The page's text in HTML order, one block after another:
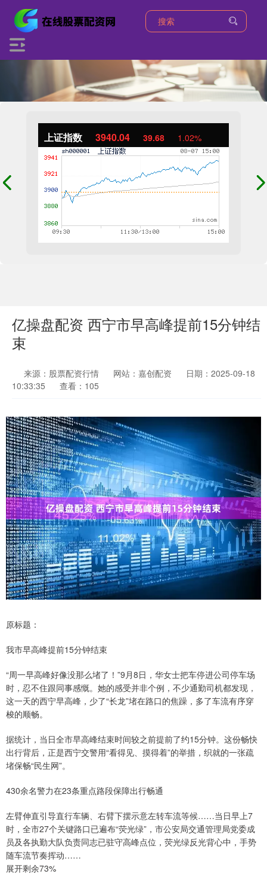
上证指数 3940.04 39.68 1.02%
亿操盘配资 西宁市早高峰提前15分钟结
束
来源：股票配资行情 网站：嘉创配资
日期：2025-09-18
10:33:35
查看：105
原标题：
我市早高峰提前15分钟结束
“周一早高峰好像没那么堵了！”9月8日，华女士把车停进公司停车场
时，忍不住跟同事感慨。她的感受并非个例，不少通勤司机都发现，
这一天的西宁早高峰，少了“长龙”堵在路口的焦躁，多了车流有序穿
梭的顺畅。
据统计，当日全市早高峰结束时间较之前提前了约15分钟。这份畅快
出行背后，正是西宁交警用“看得见、摸得着”的举措，织就的一张疏
堵保畅“民生网”。
430余名警力在23条重点路段保障出行畅通
左臂伸直引导直行车辆、右臂下摆示意左转车流等候……当日早上7
时，全市27个关键路口已遍布“荧光绿”，市公安局交通管理局党委成
员及各执勤大队负责同志已驻守高峰点位，荧光绿反光背心中，手势
随车流节奏挥动……
展开剩余73%